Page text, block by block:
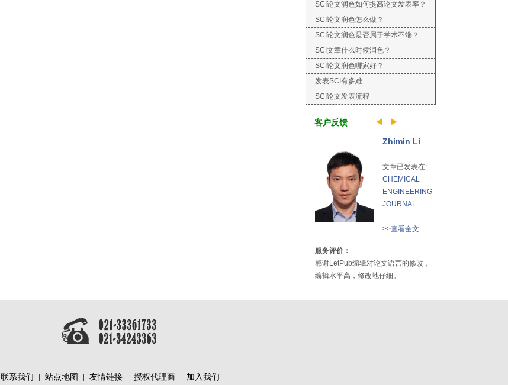
SCI论文润色如何提高论文发表率？
SCI论文润色怎么做？
SCI论文润色是否属于学术不端？
SCI文章什么时候润色？
SCI论文润色哪家好？
发表SCI有多难
SCI论文发表流程
客户反馈
Zhimin Li
文章已发表在:
CHEMICAL
ENGINEERING
JOURNAL
>>查看全文
服务评价：
感谢LetPub编辑对论文语言的修改，
编辑水平高，修改地仔细。
联系我们 站点地图 友情链接 授权代理商 加入我们